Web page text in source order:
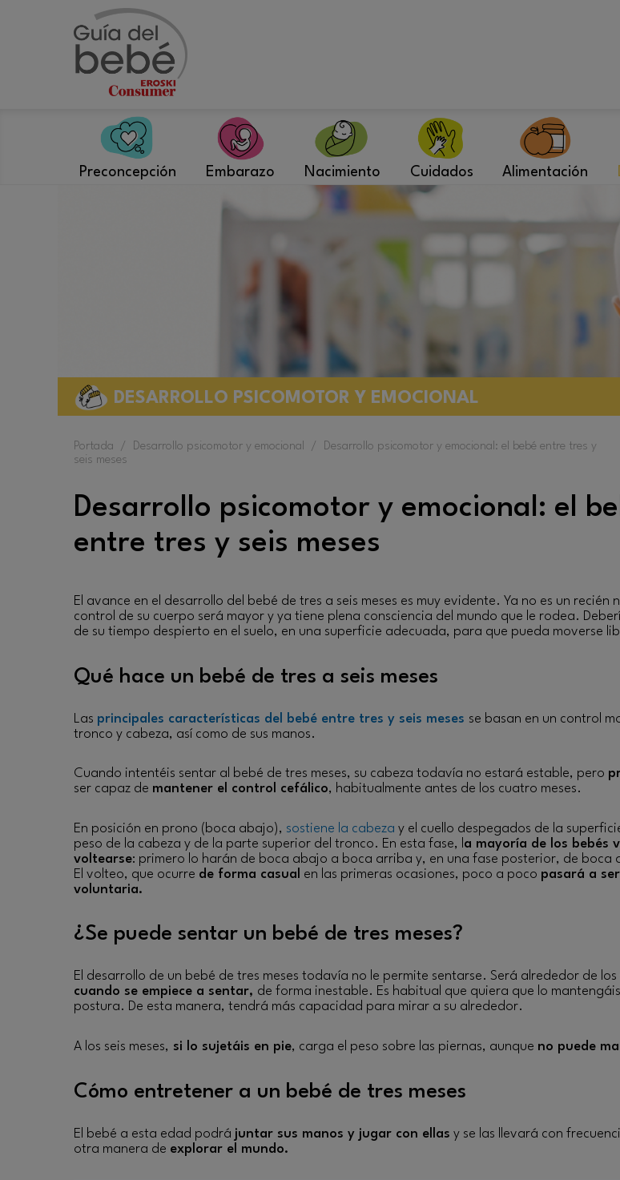
Preconcepción Embarazo Nacimiento Cuidados Alimentación
DESARROLLO PSICOMOTOR Y EMOCIONAL
Portada / Desarrollo psicomotor y emocional / Desarrollo psicomotor y emocional: el bebé entre tres y
seis meses
Desarrollo psicomotor y emocional: el
entre tres y seis meses
El avance en el desarrollo del bebé de tres a seis meses es muy evidente. Ya no es un recién
control de su cuerpo será mayor y ya tiene plena consciencia del mundo que le rodea.
de su tiempo despierto en el suelo, en una superficie adecuada, para que pueda moverse
Qué hace un bebé de tres a seis meses
Las principales características del bebé entre tres y seis meses se basan en un control
tronco y cabeza, así como de sus manos.
Cuando intentéis sentar al bebé de tres meses, su cabeza todavía no estará estable, pero
ser capaz de mantener el control cefálico, habitualmente antes de los cuatro meses.
En posición en prono (boca abajo), sostiene la cabeza y el cuello despegados de la
peso de la cabeza y de la parte superior del tronco. En esta fase, l a mayoría de los bebés
voltearse: primero lo harán de boca abajo a boca arriba y, en una fase posterior, de boca
El volteo, que ocurre de forma casual en las primeras ocasiones, poco a poco pasará a
voluntaria.
¿Se puede sentar un bebé de tres meses?
El desarrollo de un bebé de tres meses todavía no le permite sentarse. Será alrededor de los
cuando se empiece a sentar, de forma inestable. Es habitual que quiera que lo
postura. De esta manera, tendrá más capacidad para mirar a su alrededor.
A los seis meses, si lo sujetáis en pie, carga el peso sobre las piernas, aunque no puede
Cómo entretener a un bebé de tres meses
El bebé a esta edad podrá juntar sus manos y jugar con ellas y se las llevará con
otra manera de explorar el mundo.